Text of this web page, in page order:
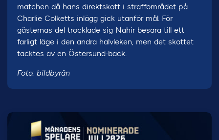
matchen då hans direktskott i straffområdet på
Charlie Colketts inlägg gick utanför mål. För
gästernas del trocklade sig Nahir besara till ett
farligt läge i den andra halvleken, men det skottet
täcktes av en Östersund-back.
Foto: bildbyrån